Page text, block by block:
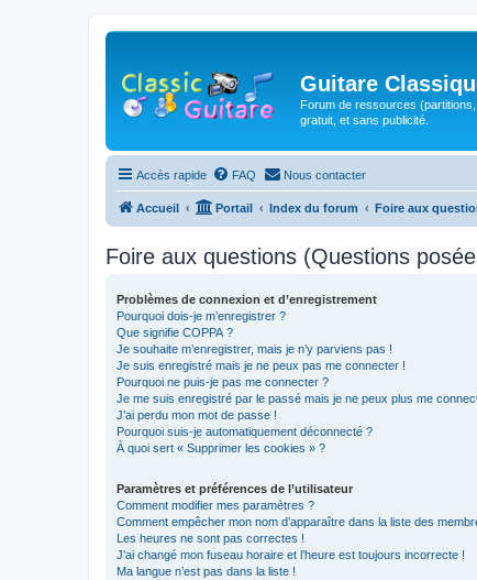
Guitare
Forum de ressources
gratuit, et sans publicité.
Accès rapide FAQ Nous contacter
Accueil Portail Index du forum Foire aux
Foire aux questions (Questions
Problèmes de connexion et d’enregistrement
Pourquoi dois-je m’enregistrer ?
Que signifie COPPA ?
Je souhaite m’enregistrer, mais je n’y parviens pas !
Je suis enregistré mais je ne peux pas me connecter !
Pourquoi ne puis-je pas me connecter ?
Je me suis enregistré par le passé mais je ne peux plus me
J’ai perdu mon mot de passe !
Pourquoi suis-je automatiquement déconnecté ?
À quoi sert « Supprimer les cookies » ?
Paramètres et préférences de l’utilisateur
Comment modifier mes paramètres ?
Comment empêcher mon nom d’apparaître dans la liste des
Les heures ne sont pas correctes !
J’ai changé mon fuseau horaire et l’heure est toujours incorrecte !
Ma langue n’est pas dans la liste !